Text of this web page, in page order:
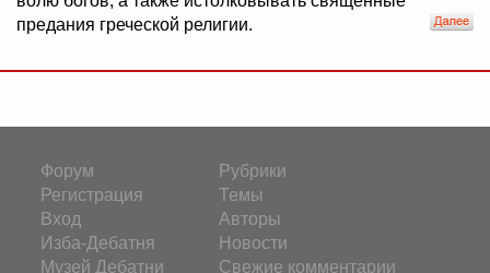
предания греческой религии.
Форум
Регистрация
Вход
Изба-Дебатня
Музей Дебатни
Рубрики
Темы
Авторы
Новости
Свежие комментарии